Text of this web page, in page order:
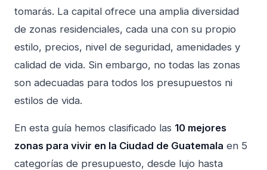
tomarás. La capital ofrece una amplia diversidad
de zonas residenciales, cada una con su propio
estilo, precios, nivel de seguridad, amenidades y
calidad de vida. Sin embargo, no todas las zonas
son adecuadas para todos los presupuestos ni
estilos de vida.
En esta guía hemos clasificado las 10 mejores
zonas para vivir en la Ciudad de Guatemala en 5
categorías de presupuesto, desde lujo hasta